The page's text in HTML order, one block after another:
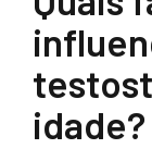
idade?